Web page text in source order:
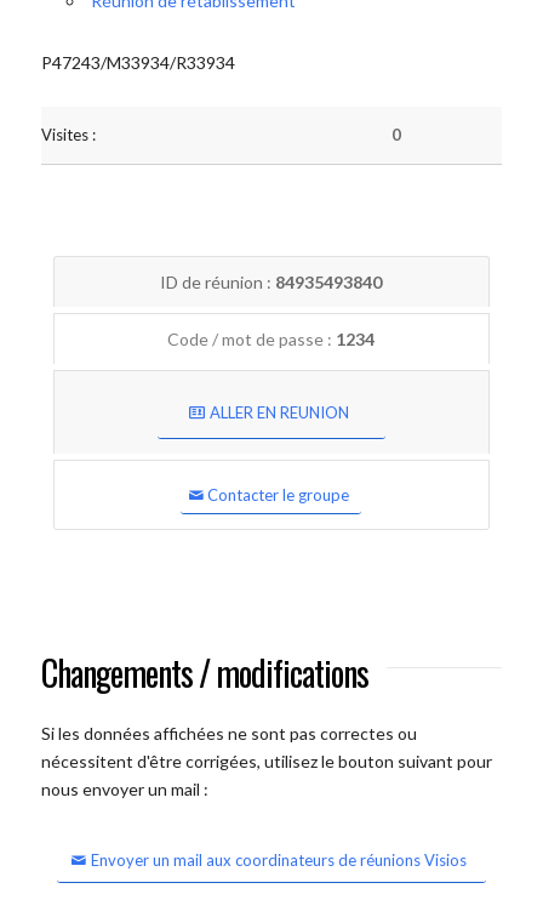
P47243/M33934/R33934
Visites : 0
ID de réunion : 84935493840
Code / mot de passe : 1234
ALLER EN REUNION
Contacter le groupe
Changements / modifications
Si les données affichées ne sont pas correctes ou
nécessitent d'être corrigées, utilisez le bouton suivant pour
nous envoyer un mail :
Envoyer un mail aux coordinateurs de réunions Visios